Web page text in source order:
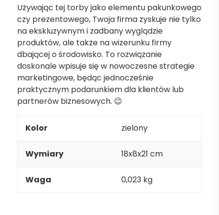
Używając tej torby jako elementu pakunkowego
czy prezentowego, Twoja firma zyskuje nie tylko
na ekskluzywnym i zadbany wyglądzie
produktów, ale także na wizerunku firmy
dbającej o środowisko. To rozwiązanie
doskonale wpisuje się w nowoczesne strategie
marketingowe, będąc jednocześnie
praktycznym podarunkiem dla klientów lub
partnerów biznesowych. 😉
Kolor zielony
Wymiary 18x8x21 cm
Waga 0,023 kg